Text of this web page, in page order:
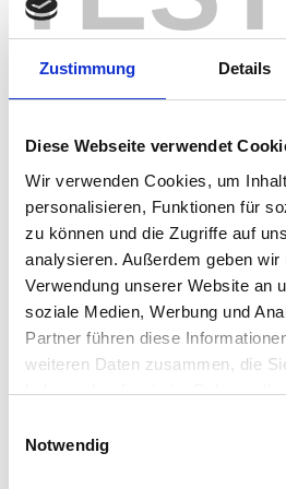
Zustimmung Details
Diese Webseite verwendet
Wir verwenden Cookies, um
personalisieren, Funktionen für
zu können und die Zugriffe auf
analysieren. Außerdem geben
Verwendung unserer Website an
soziale Medien, Werbung und
Partner führen diese
weiteren Daten zusammen, die
haben oder die sie im Rahmen
Notwendig
365 with IGEL
Anyone wanting strong
desktops and choosing
IGEL got you covered! Here are
Fredrik Brattstig•11. February 2025
Zehn (+1)
Gründe, warum
ultimative
Lösung ist
je zuvor. Aus diesem Grund ist
Endpoints und Cloud